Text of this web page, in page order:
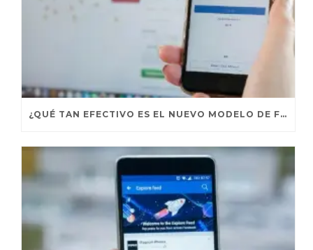
¿QUÉ TAN EFECTIVO ES EL NUEVO MODELO DE FACEBOOK?